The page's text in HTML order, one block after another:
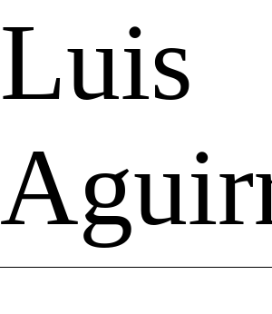
Luis